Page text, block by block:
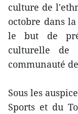
culture de
octobre dans
le but de
culturelle
communauté
Sous les
Sports et du